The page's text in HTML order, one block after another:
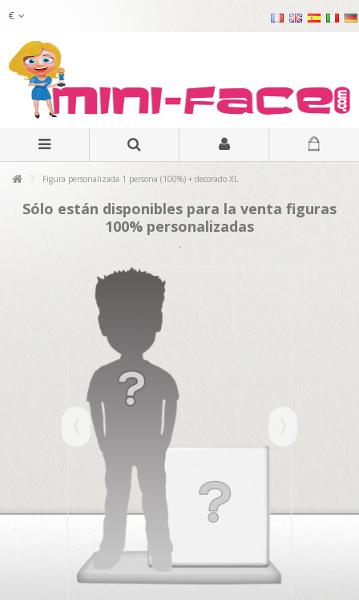
€
Figura personalizada 1 persona (100%) + decorado XL
Sólo están disponibles para la venta figuras
100% personalizadas
.